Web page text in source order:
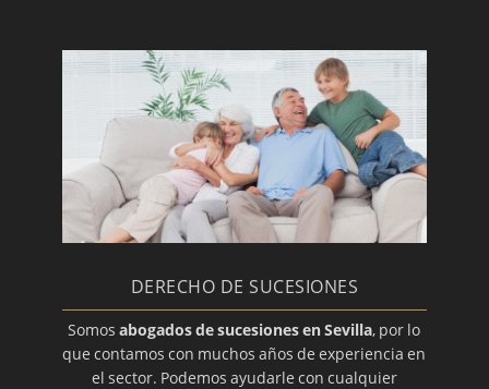
DERECHO DE SUCESIONES
Somosabogados de sucesiones en Sevilla, por lo
que contamos con muchos años de experiencia en
el sector. Podemos ayudarle con cualquier